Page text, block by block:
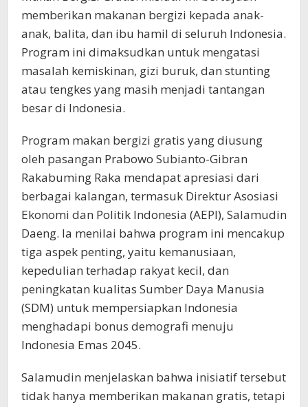
memberikan makanan bergizi kepada anak-
anak, balita, dan ibu hamil di seluruh Indonesia.
Program ini dimaksudkan untuk mengatasi
masalah kemiskinan, gizi buruk, dan stunting
atau tengkes yang masih menjadi tantangan
besar di Indonesia.
Program makan bergizi gratis yang diusung
oleh pasangan Prabowo Subianto-Gibran
Rakabuming Raka mendapat apresiasi dari
berbagai kalangan, termasuk Direktur Asosiasi
Ekonomi dan Politik Indonesia (AEPI), Salamudin
Daeng. Ia menilai bahwa program ini mencakup
tiga aspek penting, yaitu kemanusiaan,
kepedulian terhadap rakyat kecil, dan
peningkatan kualitas Sumber Daya Manusia
(SDM) untuk mempersiapkan Indonesia
menghadapi bonus demografi menuju
Indonesia Emas 2045.
Salamudin menjelaskan bahwa inisiatif tersebut
tidak hanya memberikan makanan gratis, tetapi